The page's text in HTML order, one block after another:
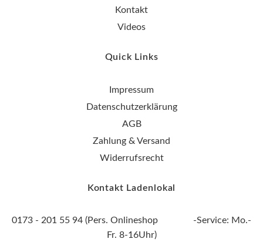
Kontakt
Videos
Quick Links
Impressum
Datenschutzerklärung
AGB
Zahlung & Versand
Widerrufsrecht
Kontakt Ladenlokal
0173 - 201 55 94 (Pers. Onlineshop -Service: Mo.-
Fr. 8-16Uhr)